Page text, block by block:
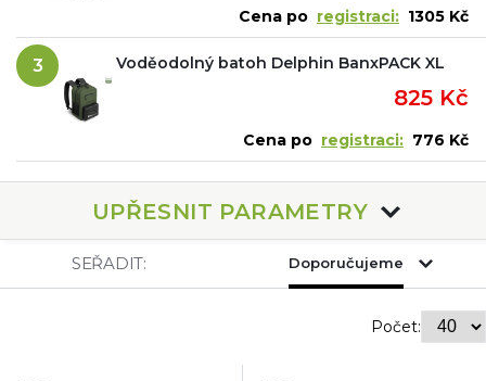
Cena po registraci: 1305 Kč
3 Voděodolný batoh Delphin BanxPACK XL
825 Kč
Cena po registraci: 776 Kč
UPŘESNIT PARAMETRY
SEŘADIT: Doporučujeme
Počet: